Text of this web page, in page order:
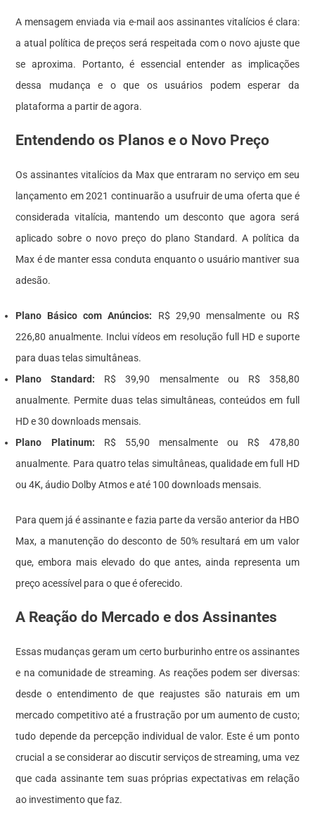
A mensagem enviada via e-mail aos assinantes vitalícios é clara:
a atual política de preços será respeitada com o novo ajuste que
se aproxima. Portanto, é essencial entender as implicações
dessa mudança e o que os usuários podem esperar da
plataforma a partir de agora.
Entendendo os Planos e o Novo Preço
Os assinantes vitalícios da Max que entraram no serviço em seu
lançamento em 2021 continuarão a usufruir de uma oferta que é
considerada vitalícia, mantendo um desconto que agora será
aplicado sobre o novo preço do plano Standard. A política da
Max é de manter essa conduta enquanto o usuário mantiver sua
adesão.
Plano Básico com Anúncios: R$ 29,90 mensalmente ou R$
226,80 anualmente. Inclui vídeos em resolução full HD e suporte
para duas telas simultâneas.
Plano Standard: R$ 39,90 mensalmente ou R$ 358,80
anualmente. Permite duas telas simultâneas, conteúdos em full
HD e 30 downloads mensais.
Plano Platinum: R$ 55,90 mensalmente ou R$ 478,80
anualmente. Para quatro telas simultâneas, qualidade em full HD
ou 4K, áudio Dolby Atmos e até 100 downloads mensais.
Para quem já é assinante e fazia parte da versão anterior da HBO
Max, a manutenção do desconto de 50% resultará em um valor
que, embora mais elevado do que antes, ainda representa um
preço acessível para o que é oferecido.
A Reação do Mercado e dos Assinantes
Essas mudanças geram um certo burburinho entre os assinantes
e na comunidade de streaming. As reações podem ser diversas:
desde o entendimento de que reajustes são naturais em um
mercado competitivo até a frustração por um aumento de custo;
tudo depende da percepção individual de valor. Este é um ponto
crucial a se considerar ao discutir serviços de streaming, uma vez
que cada assinante tem suas próprias expectativas em relação
ao investimento que faz.